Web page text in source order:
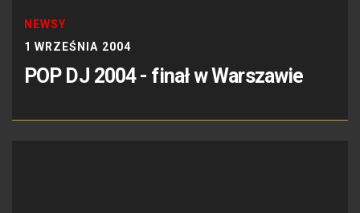
NEWSY
1 WRZEŚNIA 2004
POP DJ 2004 - finał w Warszawie